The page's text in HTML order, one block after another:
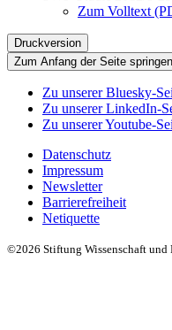
Zum Volltext
Druckversion
Zum Anfang der Seite springen
Zu unserer Bluesky-
Zu unserer LinkedIn-
Zu unserer Youtube-
Datenschutz
Impressum
Newsletter
Barrierefreiheit
Netiquette
©2026 Stiftung Wissenschaft und